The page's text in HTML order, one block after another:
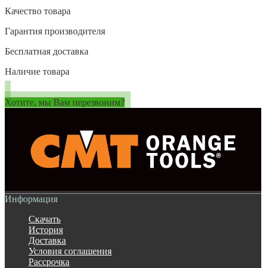
Качество товара
Гарантия производителя
Бесплатная доставка
Наличие товара
Хотите, мы Вам перезвоним?
Информация
Скачать
История
Доставка
Условия соглашения
Рассрочка